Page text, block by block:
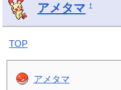
アメタマ †
TOP
アメタマ